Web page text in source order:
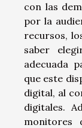
con las
por la
recursos,
saber
adecuada
que este
digital, al
digitales.
monitores